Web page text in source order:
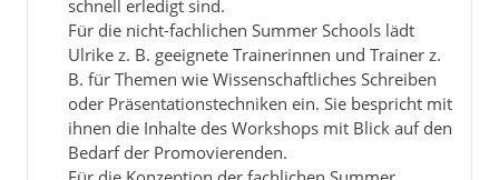
schnell erledigt sind.
Für die nicht-fachlichen Summer Schools lädt
Ulrike z. B. geeignete Trainerinnen und Trainer z.
B. für Themen wie Wissenschaftliches Schreiben
oder Präsentationstechniken ein. Sie bespricht mit
ihnen die Inhalte des Workshops mit Blick auf den
Bedarf der Promovierenden.